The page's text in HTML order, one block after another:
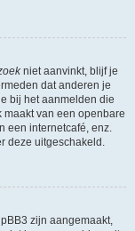
niet aanvinkt, blijf je
dat anderen je
bij het aanmelden die
van een openbare
een internetcafé, enz.
deze uitgeschakeld.
zijn aangemaakt,